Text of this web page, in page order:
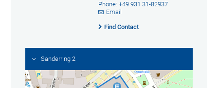
Phone: +49 931 31-82937
Email
Find Contact
Sanderring 2